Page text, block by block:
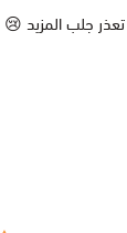
تعذر جلب المزيد 😢